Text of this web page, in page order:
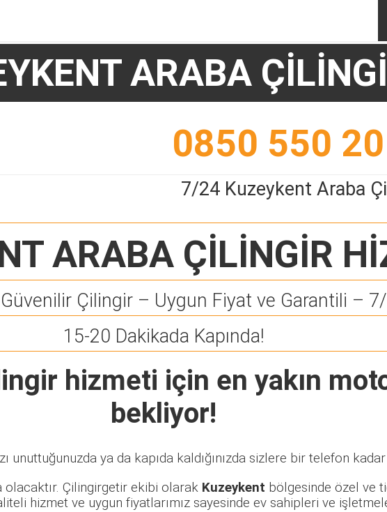
ARABA
0850 550
7/24 Kuzeykent Araba
ARABA ÇİLİNGİR
Çilingir – Uygun Fiyat ve Garantili – 7/
15-20 Dakikada Kapında!
hizmeti için en yakın
bekliyor!
unuttuğunuzda ya da kapıda kaldığınızda sizlere bir telefon kadar
olacaktır. Çilingirgetir ekibi olarak Kuzeykent bölgesinde özel ve
hizmet ve uygun fiyatlarımız sayesinde ev sahipleri ve